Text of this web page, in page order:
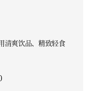
清爽饮品、精致轻食